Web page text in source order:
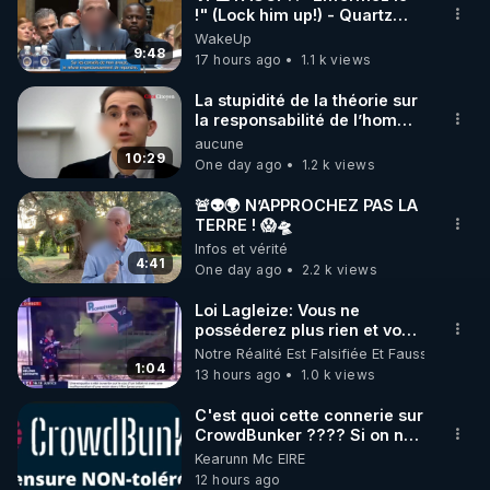
🌱 INSTAGRAM
https://www.instagram.com/rdlr_thierrycasasnovas/
http://rgnr.li/instagram
🌱 LA NEWSLETTER
Pour ne pas rater l’actualité RGNR (stages,
http://rgnr.li/news
🌱 VIDÉOS NON CENSURÉES SUR ODYSEE
Toutes les vidéos Youtube sont aussi sur la
http://rgnr.li/odysee
🌱 LES STAGES EN PRÉSENTIEL
http://rgnr.li/stages
9:48
!" (Lock him up!) - Quartz
Traduction
WakeUp
17 hours ago
1.1 k views
10:29
La stupidité de la théorie sur
la responsabilité de l’homme
concernant le dioxyde de
carbone.
aucune
One day ago
1.2 k views
4:41
🚨👽🌍 N’APPROCHEZ PAS LA
TERRE ! 😱🛸
Infos et vérité
One day ago
2.2 k views
1:04
Loi Lagleize: Vous ne
posséderez plus rien et vous
serez heureux !
Notre Réalité Est Falsifiée Et Fausse
13 hours ago
1.0 k views
C'est quoi cette connerie sur
CrowdBunker ???? Si on ne
peut plus publier, c'est un
peu de la censure. Ne payez
Kearunn Mc EIRE
12 hours ago